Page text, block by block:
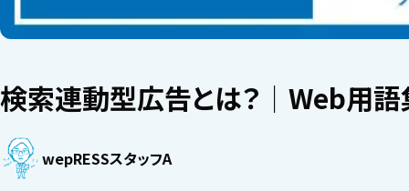
検索連動型広告とは？│Web用語
wepRESSスタッフA